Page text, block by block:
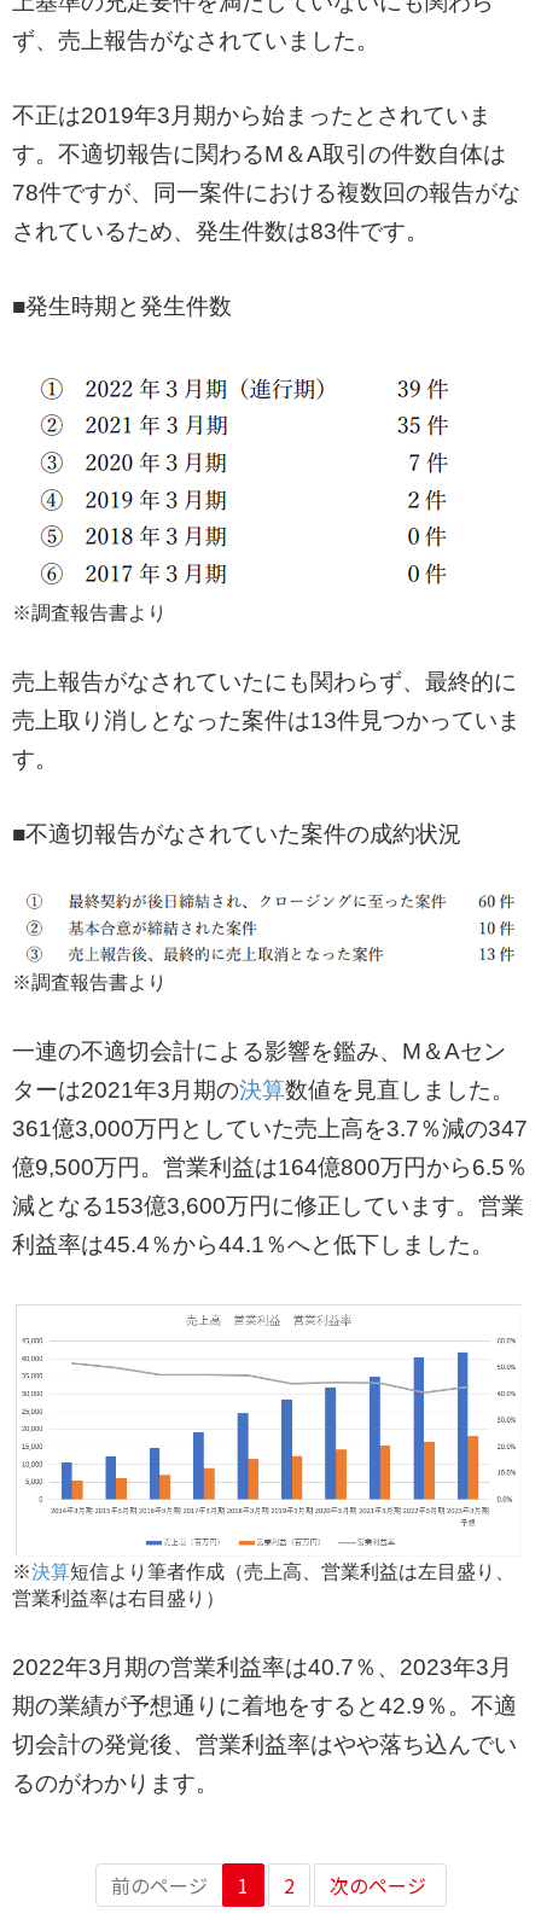
ず、売上報告がなされていました。
不正は2019年3月期から始まったとされていま
す。不適切報告に関わるM＆A取引の件数自体は
78件ですが、同一案件における複数回の報告がな
されているため、発生件数は83件です。
■発生時期と発生件数
※調査報告書より
売上報告がなされていたにも関わらず、最終的に
売上取り消しとなった案件は13件見つかっていま
す。
■不適切報告がなされていた案件の成約状況
※調査報告書より
一連の不適切会計による影響を鑑み、M＆Aセン
ターは2021年3月期の決算数値を見直しました。
361億3,000万円としていた売上高を3.7％減の347
億9,500万円。営業利益は164億800万円から6.5％
減となる153億3,600万円に修正しています。営業
利益率は45.4％から44.1％へと低下しました。
※決算短信より筆者作成（売上高、営業利益は左目盛り、
営業利益率は右目盛り）
2022年3月期の営業利益率は40.7％、2023年3月
期の業績が予想通りに着地をすると42.9％。不適
切会計の発覚後、営業利益率はやや落ち込んでい
るのがわかります。
前のページ 1 2 次のページ